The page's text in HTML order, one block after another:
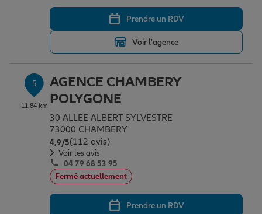
Prendre un RDV
Voir l'agence
5
11.84 km
AGENCE CHAMBERY
POLYGONE
30 ALLEE ALBERT SYLVESTRE
73000 CHAMBERY
4,9/5Note de 4.9 sur 5
(112 avis)
Voir les avis
04 79 68 53 95
Fermé actuellement
Prendre un RDV